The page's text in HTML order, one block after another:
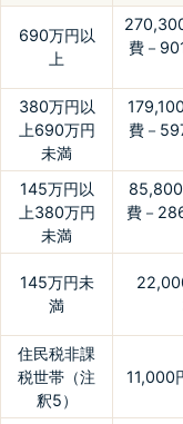
690万円以
上
費－
380万円以
上690万円
未満
費－
145万円以
上380万円
未満
85,800
費－
145万円未
満
住民税非課
税世帯（注
釈5）
11,000